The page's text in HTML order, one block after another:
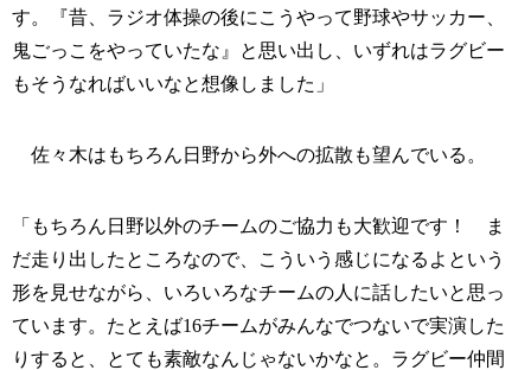
す。『昔、ラジオ体操の後にこうやって野球やサッカー、
鬼ごっこをやっていたな』と思い出し、いずれはラグビー
もそうなればいいなと想像しました」
佐々木はもちろん日野から外への拡散も望んでいる。
「もちろん日野以外のチームのご協力も大歓迎です！ ま
だ走り出したところなので、こういう感じになるよという
形を見せながら、いろいろなチームの人に話したいと思っ
ています。たとえば16チームがみんなでつないで実演した
りすると、とても素敵なんじゃないかなと。ラグビー仲間